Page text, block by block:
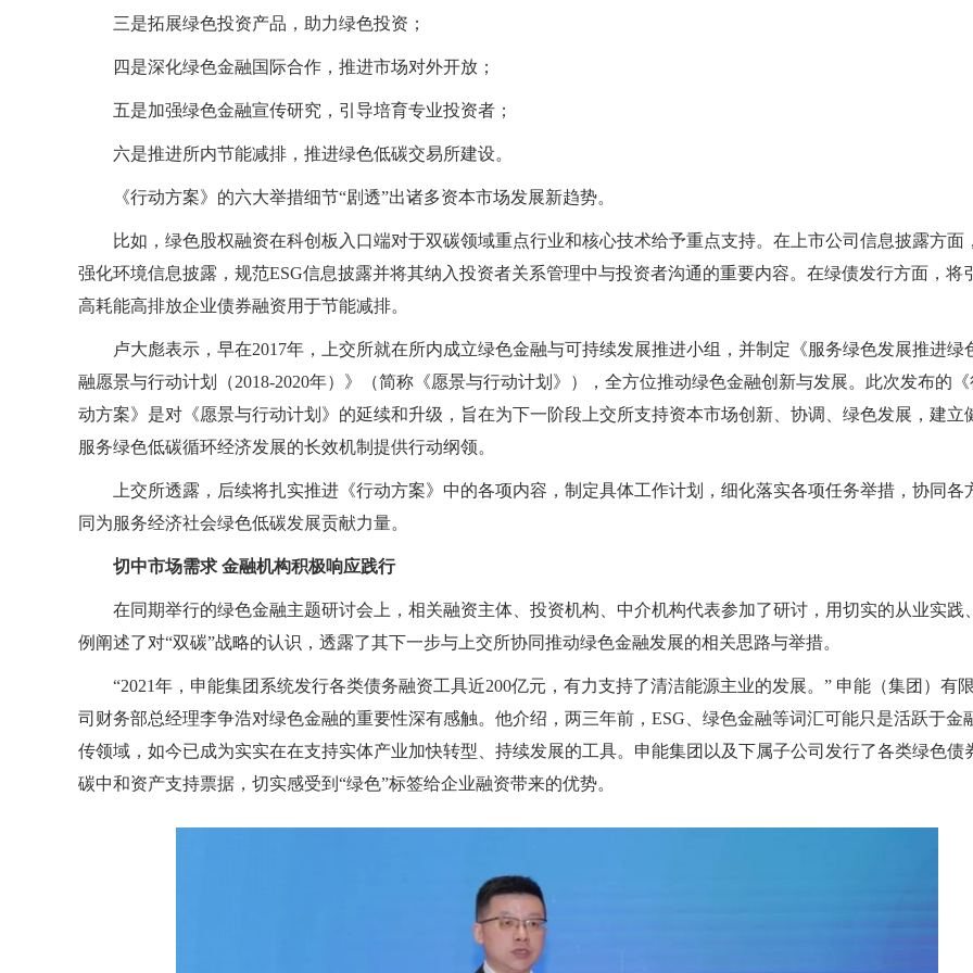
三是拓展绿色投资产品，助力绿色投资；
四是深化绿色金融国际合作，推进市场对外开放；
五是加强绿色金融宣传研究，引导培育专业投资者；
六是推进所内节能减排，推进绿色低碳交易所建设。
《行动方案》的六大举措细节“剧透”出诸多资本市场发展新趋势。
比如，绿色股权融资在科创板入口端对于双碳领域重点行业和核心技术给予重点支持。在上市公司信息披露方面
强化环境信息披露，规范ESG信息披露并将其纳入投资者关系管理中与投资者沟通的重要内容。在绿债发行方面，将
高耗能高排放企业债券融资用于节能减排。
卢大彪表示，早在2017年，上交所就在所内成立绿色金融与可持续发展推进小组，并制定《服务绿色发展推进绿
融愿景与行动计划（2018-2020年）》（简称《愿景与行动计划》），全方位推动绿色金融创新与发展。此次发布的《
动方案》是对《愿景与行动计划》的延续和升级，旨在为下一阶段上交所支持资本市场创新、协调、绿色发展，建立
服务绿色低碳循环经济发展的长效机制提供行动纲领。
上交所透露，后续将扎实推进《行动方案》中的各项内容，制定具体工作计划，细化落实各项任务举措，协同各
同为服务经济社会绿色低碳发展贡献力量。
切中市场需求 金融机构积极响应践行
在同期举行的绿色金融主题研讨会上，相关融资主体、投资机构、中介机构代表参加了研讨，用切实的从业实践
例阐述了对“双碳”战略的认识，透露了其下一步与上交所协同推动绿色金融发展的相关思路与举措。
“2021年，申能集团系统发行各类债务融资工具近200亿元，有力支持了清洁能源主业的发展。” 申能（集团）有
司财务部总经理李争浩对绿色金融的重要性深有感触。他介绍，两三年前，ESG、绿色金融等词汇可能只是活跃于金
传领域，如今已成为实实在在支持实体产业加快转型、持续发展的工具。申能集团以及下属子公司发行了各类绿色债
碳中和资产支持票据，切实感受到“绿色”标签给企业融资带来的优势。